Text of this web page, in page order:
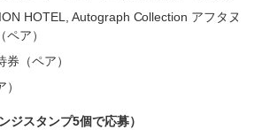
HOTEL, Autograph Collection アフタヌ
ア）
（ペア）
ジスタンプ5個で応募）